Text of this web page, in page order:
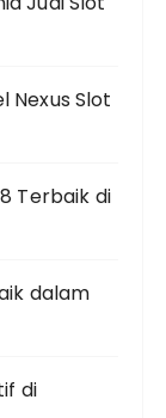
Nexus Slot
Terbaik di
dalam
di